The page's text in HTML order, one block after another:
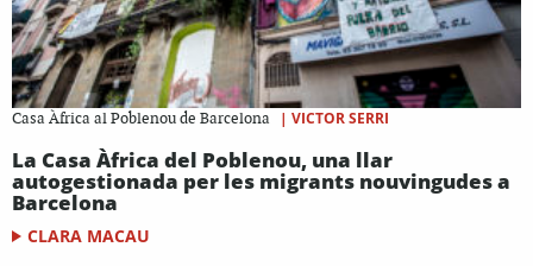
Casa Àfrica al Poblenou de Barcelona | VICTOR SERRI
La Casa Àfrica del Poblenou, una llar
autogestionada per les migrants nouvingudes a
Barcelona
CLARA MACAU